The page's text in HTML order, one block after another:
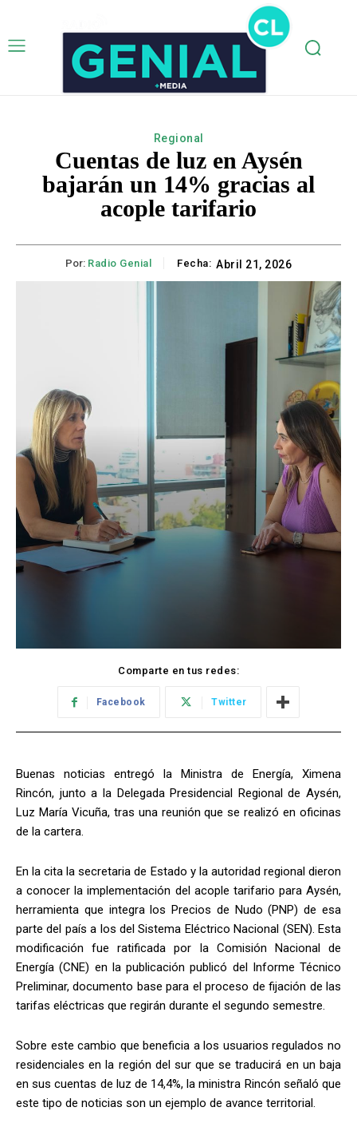
Regional
Cuentas de luz en Aysén
bajarán un 14% gracias al
acople tarifario
Por: Radio Genial Fecha: Abril 21, 2026
Comparte en tus redes:
Facebook Twitter
Buenas noticias entregó la Ministra de Energía, Ximena
Rincón, junto a la Delegada Presidencial Regional de Aysén,
Luz María Vicuña, tras una reunión que se realizó en oficinas
de la cartera.
En la cita la secretaria de Estado y la autoridad regional dieron
a conocer la implementación del acople tarifario para Aysén,
herramienta que integra los Precios de Nudo (PNP) de esa
parte del país a los del Sistema Eléctrico Nacional (SEN). Esta
modificación fue ratificada por la Comisión Nacional de
Energía (CNE) en la publicación publicó del Informe Técnico
Preliminar, documento base para el proceso de fijación de las
tarifas eléctricas que regirán durante el segundo semestre.
Sobre este cambio que beneficia a los usuarios regulados no
residenciales en la región del sur que se traducirá en un baja
en sus cuentas de luz de 14,4%, la ministra Rincón señaló que
este tipo de noticias son un ejemplo de avance territorial.